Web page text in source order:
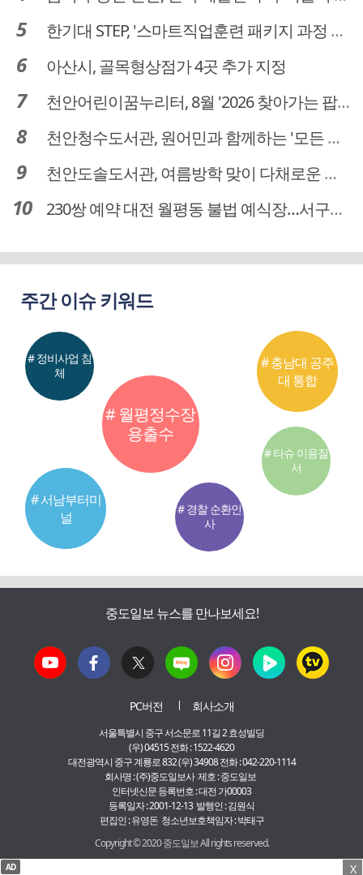
한기대 STEP, '스마트직업훈련 패키지 과정 3기' 모집
아산시, 골목형상점가 4곳 추가 지정
천안어린이꿈누리터, 8월 '2026 찾아가는 팝업놀이터' 운영
천안청수도서관, 원어민과 함께하는 '모든 영어 모든 독서' 운영
천안도솔도서관, 여름방학 맞이 다채로운 독서문화 프로그램 운영
230쌍 예약 대전 월평동 불법 예식장…서구의회 예비부부 피해 대책 촉구
주간 이슈 키워드
# 월평정수장
용출수
# 서남부터미
널
# 충남대 공주
대 통합
# 정비사업 침
체
# 경찰 순환인
사
# 타슈 이용질
서
중도일보 뉴스를 만나보세요!
PC버전 회사소개
서울특별시 중구 서소문로 11길 2 효성빌딩
(우) 04515 전화 : 1522-4620
대전광역시 중구 계룡로 832 (우) 34908 전화 : 042-220-1114
회사명 : (주)중도일보사 제호 : 중도일보
인터넷신문 등록번호 : 대전 가00003
등록일자 : 2001-12-13 발행인 : 김원식
편집인 : 유영돈 청소년보호책임자 : 박태구
Copyright © 2020 중도일보 All rights reserved.
X
AD